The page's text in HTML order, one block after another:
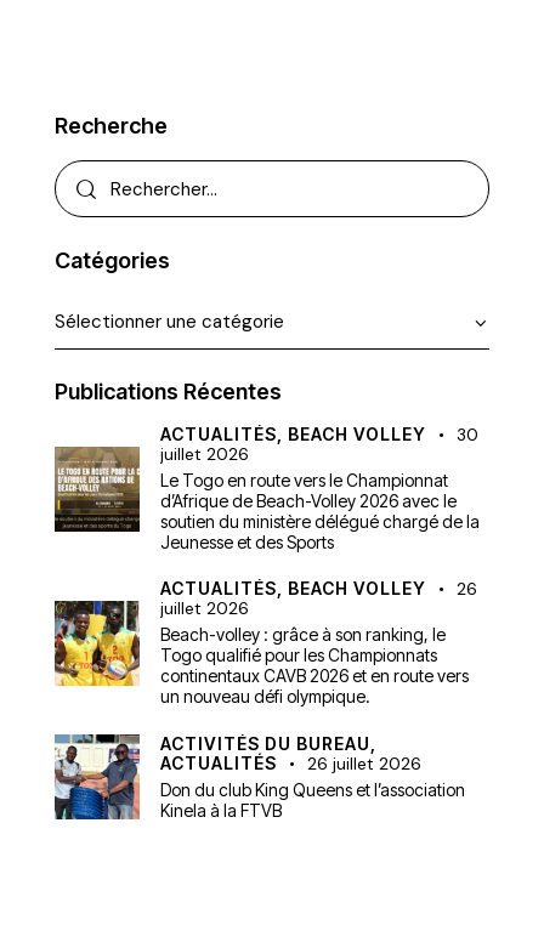
Recherche
Catégories
Publications Récentes
ACTUALITÉS, BEACH VOLLEY
30
juillet 2026
Le Togo en route vers le Championnat
d’Afrique de Beach-Volley 2026 avec le
soutien du ministère délégué chargé de la
Jeunesse et des Sports
ACTUALITÉS, BEACH VOLLEY
26
juillet 2026
Beach-volley : grâce à son ranking, le
Togo qualifié pour les Championnats
continentaux CAVB 2026 et en route vers
un nouveau défi olympique.
ACTIVITÉS DU BUREAU,
ACTUALITÉS
26 juillet 2026
Don du club King Queens et l’association
Kinela à la FTVB